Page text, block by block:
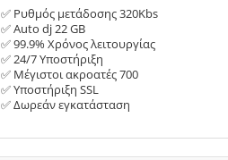
✅ Ρυθμός μετάδοσης 320Kbs
✅ Auto dj 22 GB
✅ 99.9% Χρόνος λειτουργίας
✅ 24/7 Υποστήριξη
✅ Μέγιστοι ακροατές 700
✅ Υποστήριξη SSL
✅ Δωρεάν εγκατάσταση